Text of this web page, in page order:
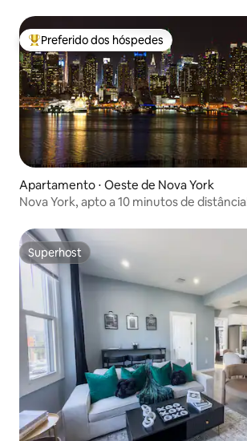
Entre os melhores preferidos dos
Preferido dos hóspedes
Apartamento ⋅ Oeste de Nova York
Nova York, apto a 10 minutos de
Superhost
Superhost